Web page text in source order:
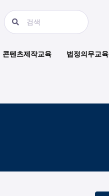
콘텐츠제작교육 법정의무교육